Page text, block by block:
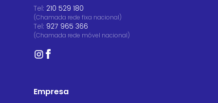
Tel: 210 529 180
(Chamada rede fixa nacional)
Tel: 927 965 366
(Chamada rede móvel nacional)
Empresa